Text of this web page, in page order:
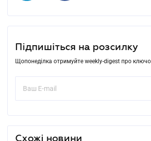
Підпишіться на розсилку
Щопонеділка отримуйте weekly-digest про
Схожі новини